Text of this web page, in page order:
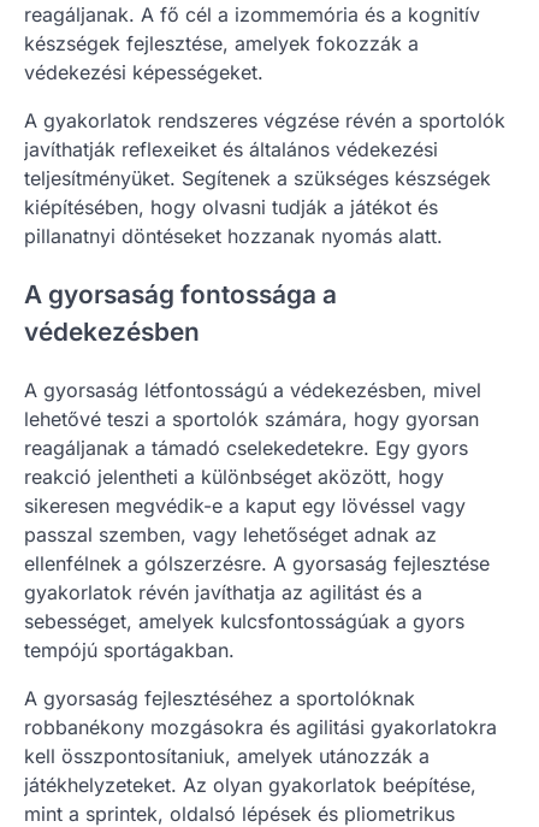
reagáljanak. A fő cél a izommemória és a kognitív
készségek fejlesztése, amelyek fokozzák a
védekezési képességeket.
A gyakorlatok rendszeres végzése révén a sportolók
javíthatják reflexeiket és általános védekezési
teljesítményüket. Segítenek a szükséges készségek
kiépítésében, hogy olvasni tudják a játékot és
pillanatnyi döntéseket hozzanak nyomás alatt.
A gyorsaság fontossága a
védekezésben
A gyorsaság létfontosságú a védekezésben, mivel
lehetővé teszi a sportolók számára, hogy gyorsan
reagáljanak a támadó cselekedetekre. Egy gyors
reakció jelentheti a különbséget aközött, hogy
sikeresen megvédik-e a kaput egy lövéssel vagy
passzal szemben, vagy lehetőséget adnak az
ellenfélnek a gólszerzésre. A gyorsaság fejlesztése
gyakorlatok révén javíthatja az agilitást és a
sebességet, amelyek kulcsfontosságúak a gyors
tempójú sportágakban.
A gyorsaság fejlesztéséhez a sportolóknak
robbanékony mozgásokra és agilitási gyakorlatokra
kell összpontosítaniuk, amelyek utánozzák a
játékhelyzeteket. Az olyan gyakorlatok beépítése,
mint a sprintek, oldalsó lépések és pliometrikus